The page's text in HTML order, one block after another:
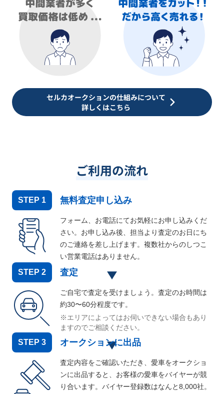
セルカオークションの仕組みについて
詳しくはこちら
ご利用の流れ
STEP 1 無料査定申し込み
フォーム、お電話にてお気軽にお申し込みくだ
さい。お申し込み後、担当より査定のお日にち
のご連絡を差し上げます。複数社からのしつこ
い営業電話はありません。
STEP 2 査定
ご自宅で査定を受けましょう。査定のお時間は
約30〜60分程度です。
※エリアによってはお伺いできない場合もあり
ますのでご相談ください。
STEP 3 オークションに出品
査定内容をご確認いただき、愛車をオークショ
ンに出品すると、お客様の愛車をバイヤーが競
り合います。バイヤー登録数はなんと8,000社。